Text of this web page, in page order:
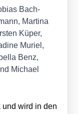
Bach­
Mar­ti­na
Küper,
Muri­el,
Benz,
Micha­el
und wird in den